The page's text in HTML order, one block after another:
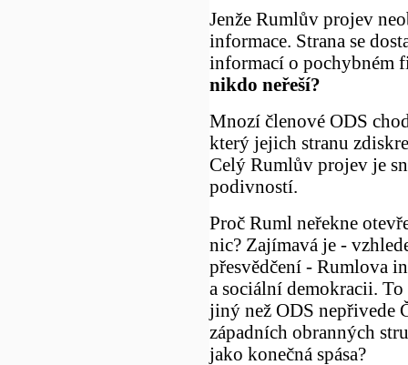
Jenže Rumlův projev
informace. Strana se
informací o pochybném
nikdo neřeší?
Mnozí členové ODS
který jejich stranu
Celý Rumlův projev je
podivností.
Proč Ruml neřekne
nic? Zajímavá je -
přesvědčení - Rumlova
a sociální demokracii.
jiný než ODS nepřivede
západních obranných
jako konečná spása?